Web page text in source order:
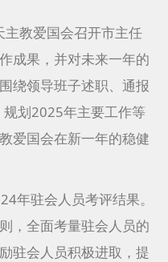
教爱国会召开市主任
成果，并对未来一年的
绕领导班子述职、通报
划2025年主要工作等
爱国会在新一年的稳健
年驻会人员考评结果。
，全面考量驻会人员的
驻会人员积极进取，提